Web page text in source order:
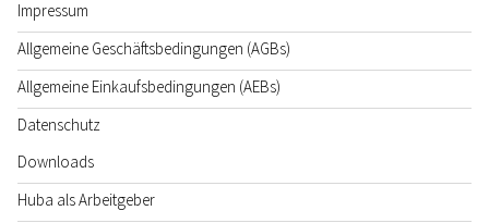
Impressum
Allgemeine Geschäftsbedingungen (AGBs)
Allgemeine Einkaufsbedingungen (AEBs)
Datenschutz
Downloads
Huba als Arbeitgeber